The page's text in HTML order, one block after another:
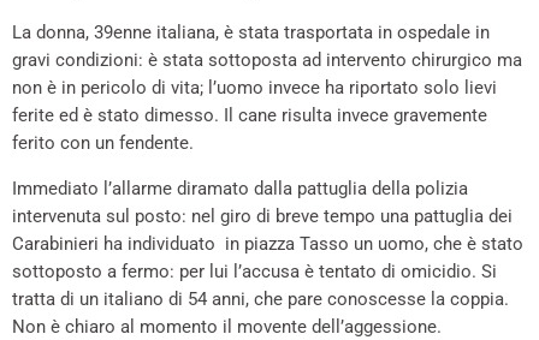
La donna, 39enne italiana, è stata trasportata in ospedale in
gravi condizioni: è stata sottoposta ad intervento chirurgico ma
non è in pericolo di vita; l’uomo invece ha riportato solo lievi
ferite ed è stato dimesso. Il cane risulta invece gravemente
ferito con un fendente.
Immediato l’allarme diramato dalla pattuglia della polizia
intervenuta sul posto: nel giro di breve tempo una pattuglia dei
Carabinieri ha individuato in piazza Tasso un uomo, che è stato
sottoposto a fermo: per lui l’accusa è tentato di omicidio. Si
tratta di un italiano di 54 anni, che pare conoscesse la coppia.
Non è chiaro al momento il movente dell’aggessione.